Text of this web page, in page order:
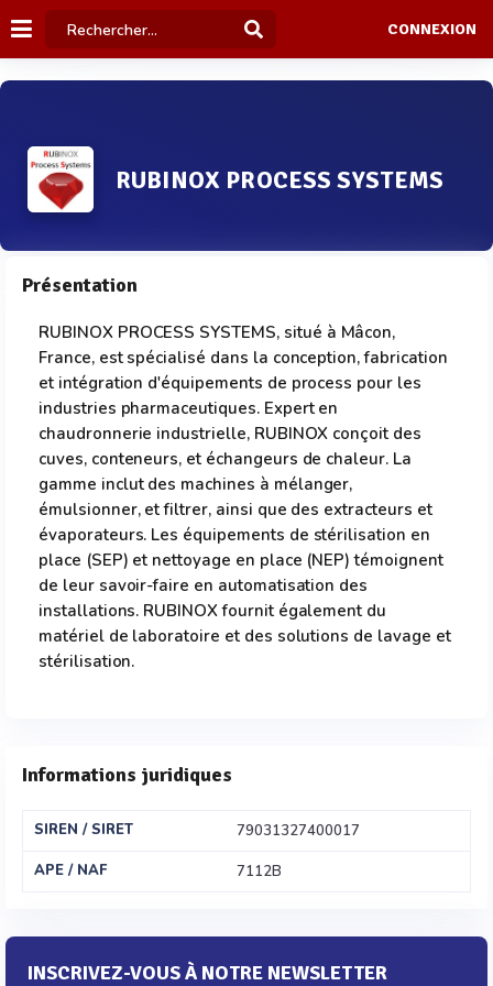
CONNEXION
RUBINOX PROCESS SYSTEMS
Présentation
RUBINOX PROCESS SYSTEMS, situé à Mâcon,
France, est spécialisé dans la conception, fabrication
et intégration d'équipements de process pour les
industries pharmaceutiques. Expert en
chaudronnerie industrielle, RUBINOX conçoit des
cuves, conteneurs, et échangeurs de chaleur. La
gamme inclut des machines à mélanger,
émulsionner, et filtrer, ainsi que des extracteurs et
évaporateurs. Les équipements de stérilisation en
place (SEP) et nettoyage en place (NEP) témoignent
de leur savoir-faire en automatisation des
installations. RUBINOX fournit également du
matériel de laboratoire et des solutions de lavage et
stérilisation.
Informations juridiques
SIREN / SIRET
79031327400017
APE / NAF
7112B
INSCRIVEZ-VOUS À NOTRE NEWSLETTER